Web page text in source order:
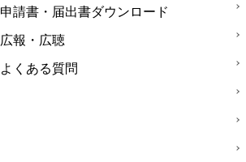
申請書・届出書ダウンロード
広報・広聴
よくある質問